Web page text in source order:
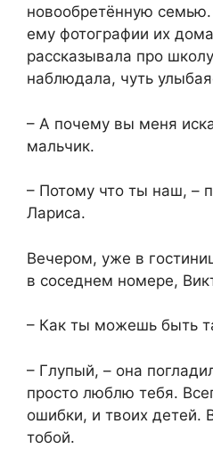
новообретённую
ему фотографии их
рассказывала про
наблюдала, чуть
– А почему вы меня
мальчик.
– Потому что ты наш, –
Лариса.
Вечером, уже в
в соседнем номере,
– Как ты можешь быть
– Глупый, – она
просто люблю тебя.
ошибки, и твоих детей.
тобой.